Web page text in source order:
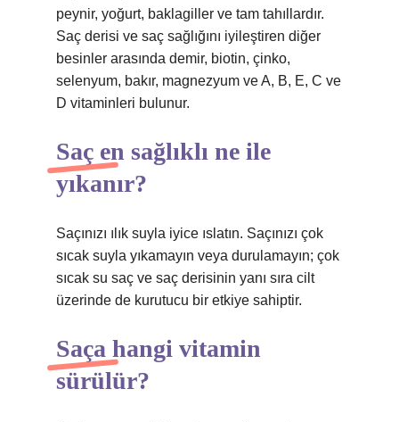
peynir, yoğurt, baklagiller ve tam tahıllardır.
Saç derisi ve saç sağlığını iyileştiren diğer
besinler arasında demir, biotin, çinko,
selenyum, bakır, magnezyum ve A, B, E, C ve
D vitaminleri bulunur.
Saç en sağlıklı ne ile
yıkanır?
Saçınızı ılık suyla iyice ıslatın. Saçınızı çok
sıcak suyla yıkamayın veya durulamayın; çok
sıcak su saç ve saç derisinin yanı sıra cilt
üzerinde de kurutucu bir etkiye sahiptir.
Saça hangi vitamin
sürülür?